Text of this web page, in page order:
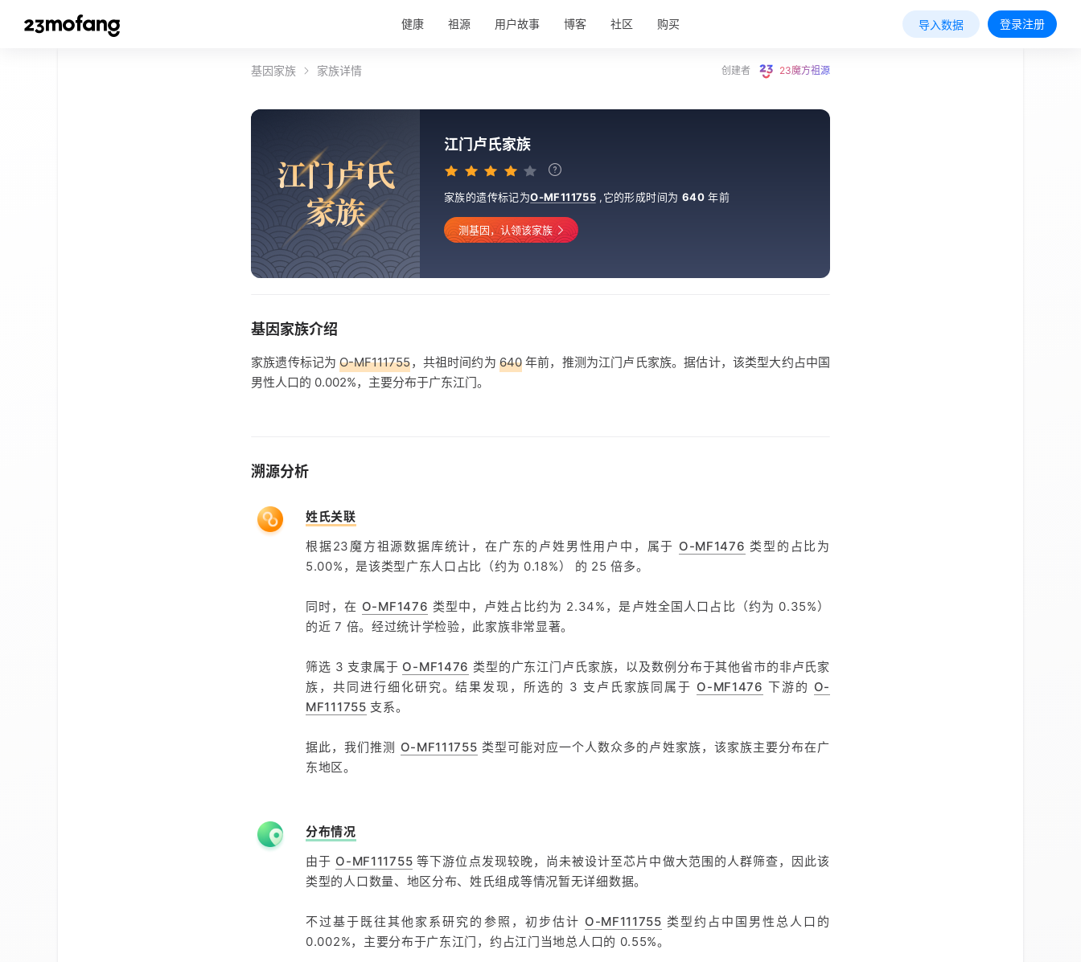
健康 祖源 用户故事 博客 社区 购买 导入数据 登录注册
基因家族 家族详情 创建者 23魔方祖源
江门卢氏
家族
江门卢氏家族
家族的遗传标记为O-MF111755 ,它的形成时间为 640 年前
测基因，认领该家族
基因家族介绍
家族遗传标记为O-MF111755，共祖时间约为 640年前，推测为江门卢氏家族。据估计，该类型大约占中国
男性人口的 0.002%，主要分布于广东江门。
溯源分析
姓氏关联
根据23魔方祖源数据库统计，在广东的卢姓男性用户中，属于 O-MF1476 类型的占比为
5.00%，是该类型广东人口占比（约为 0.18%） 的 25 倍多。
同时，在 O-MF1476 类型中，卢姓占比约为 2.34%，是卢姓全国人口占比（约为 0.35%）
的近 7 倍。经过统计学检验，此家族非常显著。
筛选 3 支隶属于 O-MF1476 类型的广东江门卢氏家族，以及数例分布于其他省市的非卢氏家
族，共同进行细化研究。结果发现，所选的 3 支卢氏家族同属于 O-MF1476 下游的 O-
MF111755 支系。
据此，我们推测 O-MF111755 类型可能对应一个人数众多的卢姓家族，该家族主要分布在广
东地区。
分布情况
由于 O-MF111755 等下游位点发现较晚，尚未被设计至芯片中做大范围的人群筛查，因此该
类型的人口数量、地区分布、姓氏组成等情况暂无详细数据。
不过基于既往其他家系研究的参照，初步估计 O-MF111755 类型约占中国男性总人口的
0.002%，主要分布于广东江门，约占江门当地总人口的 0.55%。